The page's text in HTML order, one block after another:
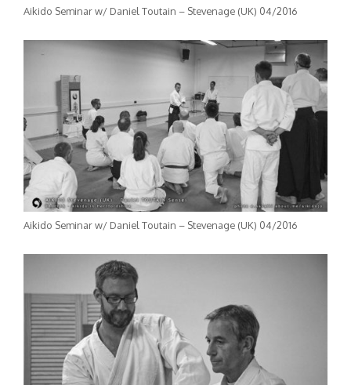
Aikido Seminar w/ Daniel Toutain – Stevenage (UK) 04/2016
Aikido Seminar w/ Daniel Toutain – Stevenage (UK) 04/2016